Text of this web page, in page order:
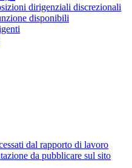
dirigenziali discrezionali
disponibili
dal rapporto di lavoro
da pubblicare sul sito